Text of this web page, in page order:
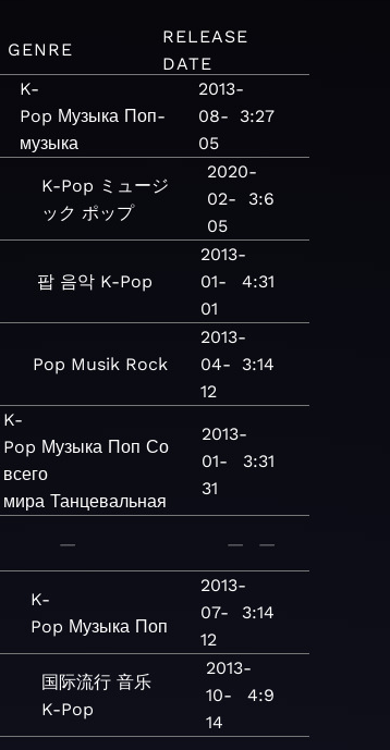
GENRE
RELEASE
DATE
K-
Pop Музыка Поп-
музыка
2013-
08-
05
3:27
K-Pop ミュージ
ック ポップ
2020-
02-
05
3:6
팝 음악 K-Pop
2013-
01-
01
4:31
Pop Musik Rock
2013-
04-
12
3:14
K-
Pop Музыка Поп Со
всего
мира Танцевальная
2013-
01-
31
3:31
— — —
K-
Pop Музыка Поп
2013-
07-
12
3:14
国际流行 音乐
K-Pop
2013-
10-
14
4:9